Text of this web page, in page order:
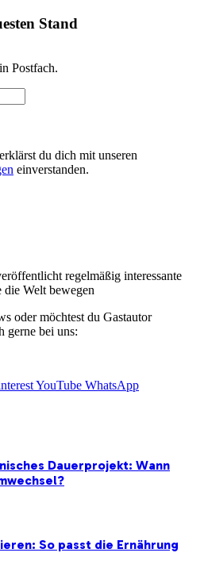
Stand
Postfach.
du dich mit unseren
einverstanden.
regelmäßig interessante
die Welt bewegen
oder möchtest du Gastautor
gerne bei uns:
YouTube WhatsApp
Dauerprojekt: Wann
So passt die Ernährung